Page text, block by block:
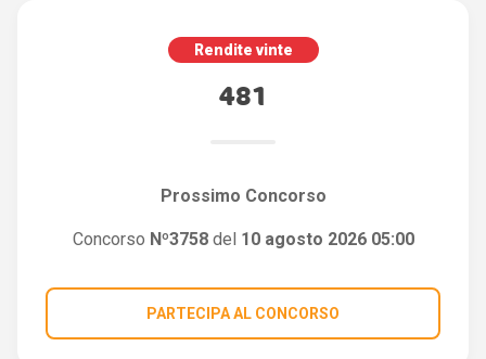
Rendite vinte
481
Prossimo Concorso
Concorso Nº3758del 10 agosto 2026 05:00
PARTECIPA AL CONCORSO